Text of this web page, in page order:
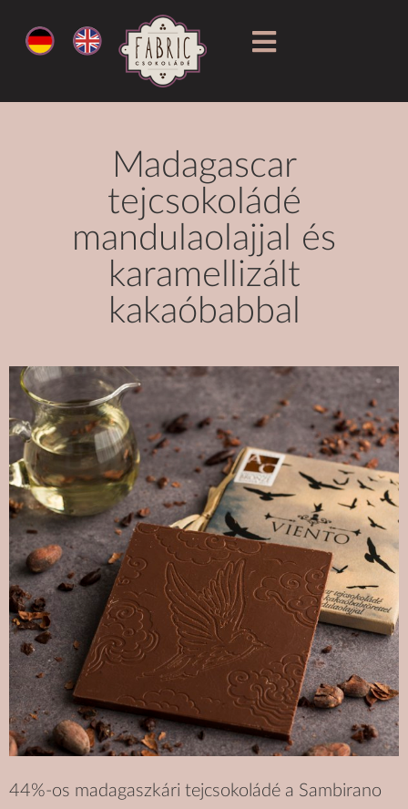
Madagascar
tejcsokoládé
mandulaolajjal és
karamellizált
kakaóbabbal
44%-os madagaszkári tejcsokoládé a Sambirano